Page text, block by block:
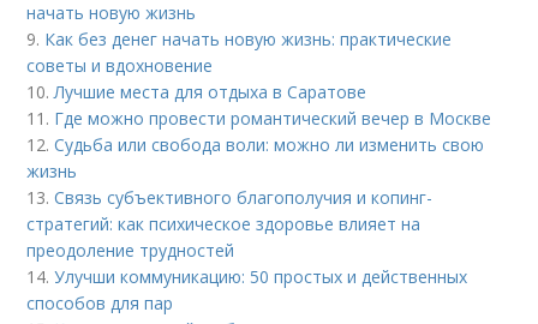
начать новую жизнь
9. Как без денег начать новую жизнь: практические
советы и вдохновение
10.Лучшие места для отдыха в Саратове
11. Где можно провести романтический вечер в Москве
12.Судьба или свобода воли: можно ли изменить свою
жизнь
13.Связь субъективного благополучия и копинг-
стратегий: как психическое здоровье влияет на
преодоление трудностей
14.Улучши коммуникацию: 50 простых и действенных
способов для пар